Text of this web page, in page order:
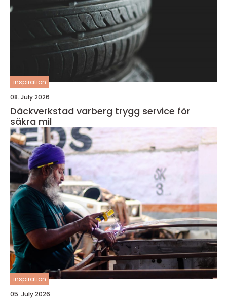
inspiration
08. July 2026
Däckverkstad varberg trygg service för
säkra mil
inspiration
05. July 2026